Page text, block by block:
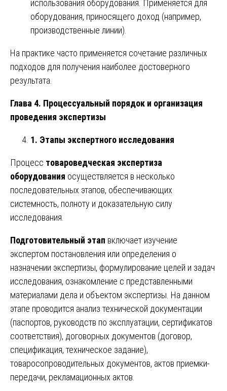
использования оборудования. Применяется для
оборудования, приносящего доход (например,
производственные линии).
На практике часто применяется сочетание различных
подходов для получения наиболее достоверного
результата.
Глава 4. Процессуальный порядок и организация
проведения экспертизы
1. Этапы экспертного исследования
Процесс товароведческая экспертиза
оборудования осуществляется в несколько
последовательных этапов, обеспечивающих
системность, полноту и доказательную силу
исследования.
Подготовительный этап включает изучение
экспертом постановления или определения о
назначении экспертизы, формулирование целей и задач
исследования, ознакомление с представленными
материалами дела и объектом экспертизы. На данном
этапе проводится анализ технической документации
(паспортов, руководств по эксплуатации, сертификатов
соответствия), договорных документов (договор,
спецификация, техническое задание),
товаросопроводительных документов, актов приемки-
передачи, рекламационных актов.